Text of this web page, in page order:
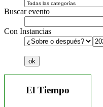
Buscar evento
Con Instancias
El Tiempo